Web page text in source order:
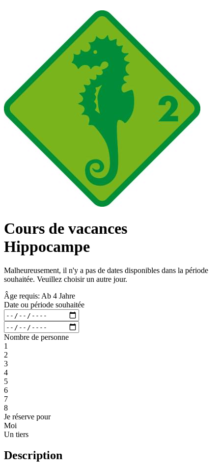
Cours de vacances
Hippocampe
Malheureusement, il n'y a pas de dates disponibles dans la période
souhaitée. Veuillez choisir un autre jour.
Âge requis: Ab 4 Jahre
Date ou période souhaitée
Nombre de personne
1
2
3
4
5
6
7
8
Je réserve pour
Moi
Un tiers
Description